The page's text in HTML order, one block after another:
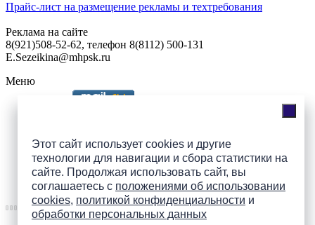
Этот сайт использует cookies и другие
технологии для навигации и сбора статистики на
сайте. Продолжая использовать сайт, вы
соглашаетесь с положениями об использовании
cookies, политикой конфиденциальности и
обработки персональных данных
Прайс-лист на размещение рекламы и техтребования
Реклама на сайте
8(921)508-52-62, телефон 8(8112) 500-131
E.Sezeikina@mhpsk.ru
Меню
Подпишись на группы
ПАИ в соцсетях!